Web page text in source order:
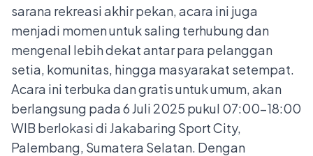
sarana rekreasi akhir pekan, acara ini juga
menjadi momen untuk saling terhubung dan
mengenal lebih dekat antar para pelanggan
setia, komunitas, hingga masyarakat setempat.
Acara ini terbuka dan gratis untuk umum, akan
berlangsung pada 6 Juli 2025 pukul 07:00–18:00
WIB berlokasi di Jakabaring Sport City,
Palembang, Sumatera Selatan. Dengan